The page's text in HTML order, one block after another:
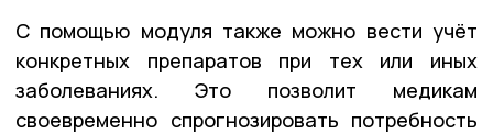
С помощью модуля также можно вести учёт
конкретных препаратов при тех или иных
заболеваниях. Это позволит медикам
своевременно спрогнозировать потребность